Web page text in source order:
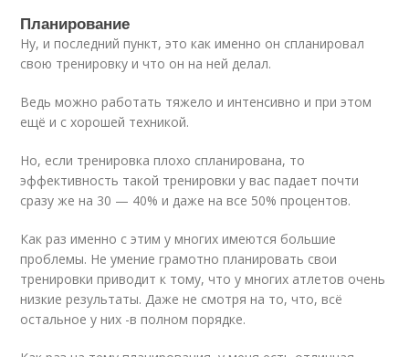
Планирование
Ну, и последний пункт, это как именно он спланировал
свою тренировку и что он на ней делал.
Ведь можно работать тяжело и интенсивно и при этом
ещё и с хорошей техникой.
Но, если тренировка плохо спланирована, то
эффективность такой тренировки у вас падает почти
сразу же на 30 — 40% и даже на все 50% процентов.
Как раз именно с этим у многих имеются большие
проблемы. Не умение грамотно планировать свои
тренировки приводит к тому, что у многих атлетов очень
низкие результаты. Даже не смотря на то, что, всё
остальное у них -в полном порядке.